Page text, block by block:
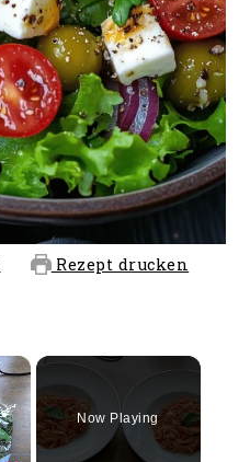
Rezept drucken
×
Now Playing